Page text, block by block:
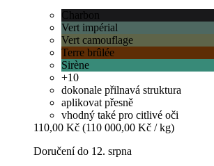
Charbon
Vert impérial
Vert camouflage
Terre brûlée
Sirène
+10
dokonale přilnavá struktura
aplikovat přesně
vhodný také pro citlivé oči
110,00 Kč (110 000,00 Kč / kg)
Doručení do 12. srpna